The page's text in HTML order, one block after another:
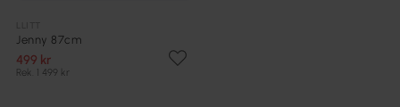
Jenny 87cm
499 kr
Rek. 1 499 kr